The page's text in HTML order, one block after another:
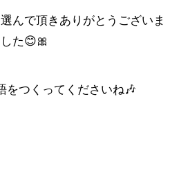
んで頂きありがとうございま
した😊🎀
をつくってくださいね🎶